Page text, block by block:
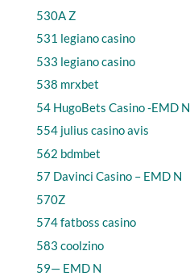
530A Z
531 legiano casino
533 legiano casino
538 mrxbet
54 HugoBets Casino -EMD N
554 julius casino avis
562 bdmbet
57 Davinci Casino – EMD N
570Z
574 fatboss casino
583 coolzino
59— EMD N